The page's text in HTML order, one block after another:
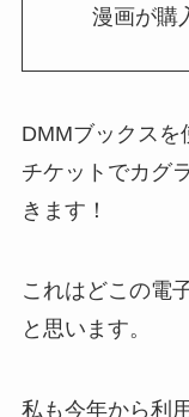
漫画が購
DMMブックスを
チケットでカグ
きます！
これはどこの電
と思います。
私も今年から利